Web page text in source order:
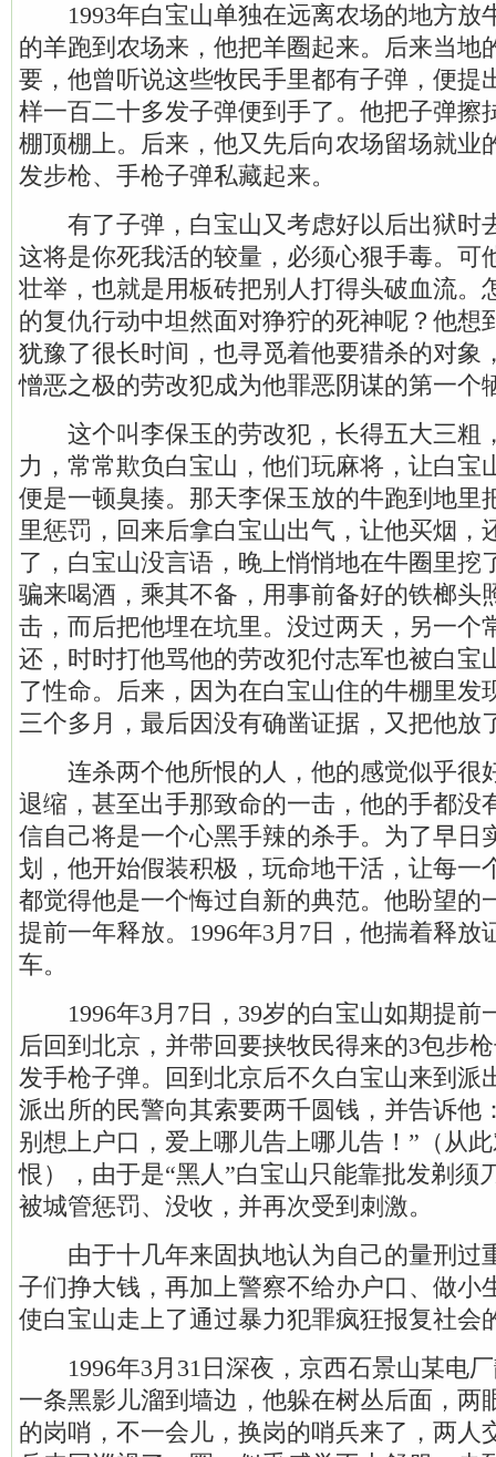
1993年白宝山单独在远离农场的地方放
的羊跑到农场来，他把羊圈起来。后来当地
要，他曾听说这些牧民手里都有子弹，便提
样一百二十多发子弹便到手了。他把子弹擦
棚顶棚上。后来，他又先后向农场留场就业
发步枪、手枪子弹私藏起来。
有了子弹，白宝山又考虑好以后出狱时
这将是你死我活的较量，必须心狠手毒。可
壮举，也就是用板砖把别人打得头破血流。
的复仇行动中坦然面对狰狞的死神呢？他想
犹豫了很长时间，也寻觅着他要猎杀的对象
憎恶之极的劳改犯成为他罪恶阴谋的第一个
这个叫李保玉的劳改犯，长得五大三粗
力，常常欺负白宝山，他们玩麻将，让白宝
便是一顿臭揍。那天李保玉放的牛跑到地里
里惩罚，回来后拿白宝山出气，让他买烟，
了，白宝山没言语，晚上悄悄地在牛圈里挖
骗来喝酒，乘其不备，用事前备好的铁榔头
击，而后把他埋在坑里。没过两天，另一个
还，时时打他骂他的劳改犯付志军也被白宝
了性命。后来，因为在白宝山住的牛棚里发
三个多月，最后因没有确凿证据，又把他放
连杀两个他所恨的人，他的感觉似乎很
退缩，甚至出手那致命的一击，他的手都没
信自己将是一个心黑手辣的杀手。为了早日
划，他开始假装积极，玩命地干活，让每一
都觉得他是一个悔过自新的典范。他盼望的
提前一年释放。1996年3月7日，他揣着释放
车。
1996年3月7日，39岁的白宝山如期提前
后回到北京，并带回要挟牧民得来的3包步
发手枪子弹。回到北京后不久白宝山来到派
派出所的民警向其索要两千圆钱，并告诉他
别想上户口，爱上哪儿告上哪儿告！”（从
恨），由于是“黑人”白宝山只能靠批发剃须
被城管惩罚、没收，并再次受到刺激。
由于十几年来固执地认为自己的量刑过
子们挣大钱，再加上警察不给办户口、做小
使白宝山走上了通过暴力犯罪疯狂报复社会
1996年3月31日深夜，京西石景山某电厂
一条黑影儿溜到墙边，他躲在树丛后面，两
的岗哨，不一会儿，换岗的哨兵来了，两人